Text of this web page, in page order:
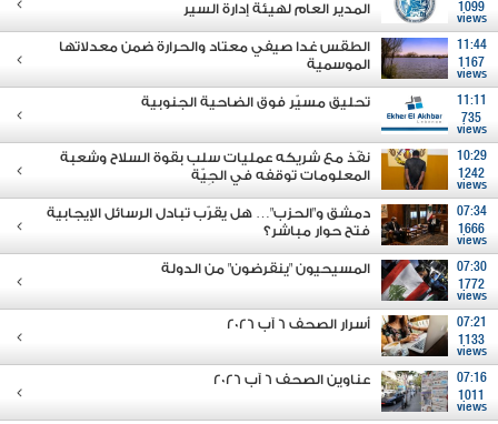
1099
views
المدير العام لهيئة إدارة السير
11:44
1167
views
الطقس غدا صيفي معتاد والحرارة ضمن معدلاتها
الموسمية
11:11
735
views
تحليق مسيّر فوق الضاحية الجنوبية
10:29
1242
views
نفّذ مع شريكه عمليات سلب بقوة السلاح وشعبة
المعلومات توقفه في الجِيّة
07:34
1666
views
دمشق و"الحزب"… هل يقرّب تبادل الرسائل الإيجابية
فتح حوار مباشر؟
07:30
1772
views
المسيحيون "ينقرضون" من الدولة
07:21
1133
views
أسرار الصحف 6 آب 2026
07:16
1011
views
عناوين الصحف 6 آب 2026